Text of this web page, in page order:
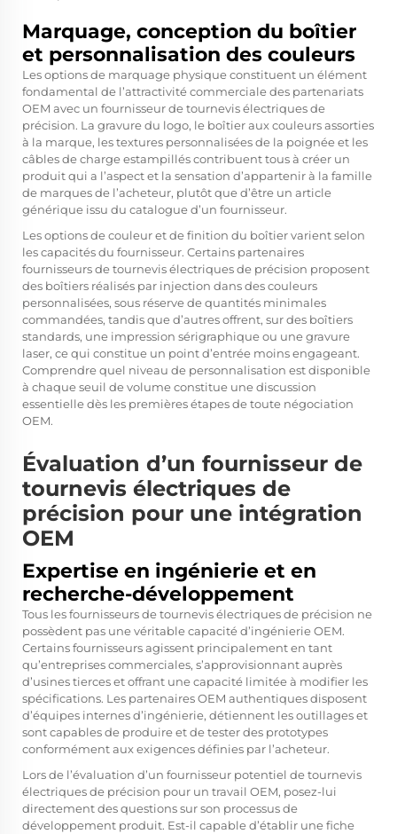
Marquage, conception du boîtier
et personnalisation des couleurs
Les options de marquage physique constituent un élément
fondamental de l’attractivité commerciale des partenariats
OEM avec un fournisseur de tournevis électriques de
précision. La gravure du logo, le boîtier aux couleurs assorties
à la marque, les textures personnalisées de la poignée et les
câbles de charge estampillés contribuent tous à créer un
produit qui a l’aspect et la sensation d’appartenir à la famille
de marques de l’acheteur, plutôt que d’être un article
générique issu du catalogue d’un fournisseur.
Les options de couleur et de finition du boîtier varient selon
les capacités du fournisseur. Certains partenaires
fournisseurs de tournevis électriques de précision proposent
des boîtiers réalisés par injection dans des couleurs
personnalisées, sous réserve de quantités minimales
commandées, tandis que d’autres offrent, sur des boîtiers
standards, une impression sérigraphique ou une gravure
laser, ce qui constitue un point d’entrée moins engageant.
Comprendre quel niveau de personnalisation est disponible
à chaque seuil de volume constitue une discussion
essentielle dès les premières étapes de toute négociation
OEM.
Évaluation d’un fournisseur de
tournevis électriques de
précision pour une intégration
OEM
Expertise en ingénierie et en
recherche-développement
Tous les fournisseurs de tournevis électriques de précision ne
possèdent pas une véritable capacité d’ingénierie OEM.
Certains fournisseurs agissent principalement en tant
qu’entreprises commerciales, s’approvisionnant auprès
d’usines tierces et offrant une capacité limitée à modifier les
spécifications. Les partenaires OEM authentiques disposent
d’équipes internes d’ingénierie, détiennent les outillages et
sont capables de produire et de tester des prototypes
conformément aux exigences définies par l’acheteur.
Lors de l’évaluation d’un fournisseur potentiel de tournevis
électriques de précision pour un travail OEM, posez-lui
directement des questions sur son processus de
développement produit. Est-il capable d’établir une fiche